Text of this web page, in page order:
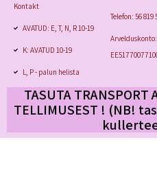
Kontakt
AVATUD: E, T, N, R 10-19
K: AVATUD 10-19
L, P - palun helista
Telefon: 56 819
TASUTA TRANSPORT
TELLIMUSEST ! (NB!